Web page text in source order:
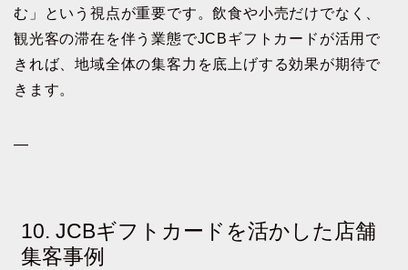
む」という視点が重要です。飲食や小売だけでなく、
観光客の滞在を伴う業態でJCBギフトカードが活用で
きれば、地域全体の集客力を底上げする効果が期待で
きます。
—
10. JCBギフトカードを活かした店舗
集客事例